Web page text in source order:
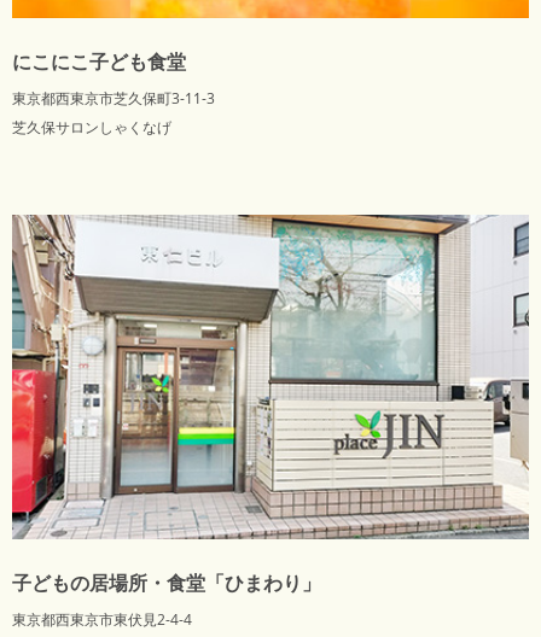
にこにこ子ども食堂
東京都西東京市芝久保町3-11-3
芝久保サロンしゃくなげ
子どもの居場所・食堂「ひまわり」
東京都西東京市東伏見2-4-4